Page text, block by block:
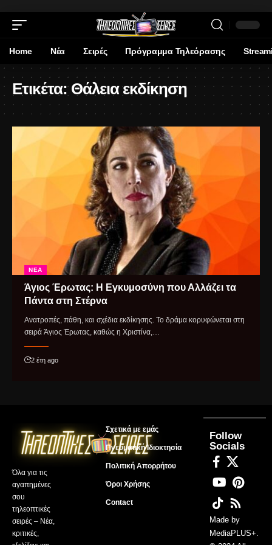
Home Νέα Σειρές Πρόγραμμα Τηλεόρασης
Ετικέτα:Θάλεια εκδίκηση
ΝΈΑ
Άγιος Έρωτας: Η Εγκυμοσύνη που Αλλάζει τα
Πάντα στη Στέρνα
Ανατροπές, πάθη, και σχέδια εκδίκησης. Το δράμα κορυφώνεται στη
σειρά Άγιος Έρωτας, καθώς η Χριστίνα,…
2 έτη ago
Όλα για τις
αγαπημένες
σου
τηλεοπτικές
σειρές – Νέα,
κριτικές,
Σχετικά με εμάς
Πνευματική Ιδιοκτησία
Πολιτική Απορρήτου
Όροι Χρήσης
Contact
Follow
Socials
Made by
MediaPLUS+.